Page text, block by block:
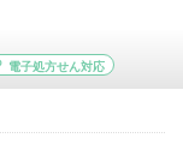
電子処方せん対応